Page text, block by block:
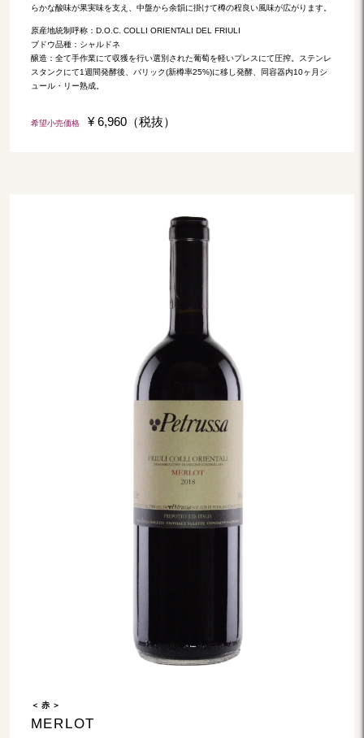
らかな酸味が果実味を支え、中盤から余韻に掛けて樽の程良い風味が広がります。
原産地統制呼称：D.O.C. COLLI ORIENTALI DEL FRIULI
ブドウ品種：シャルドネ
醸造：全て手作業にて収獲を行い選別された葡萄を軽いプレスにて圧搾。ステンレ
スタンクにて1週間発酵後、バリック(新樽率25%)に移し発酵、同容器内10ヶ月シ
ュール・リー熟成。
希望小売価格 ¥ 6,960（税抜）
＜ 赤 ＞
MERLOT